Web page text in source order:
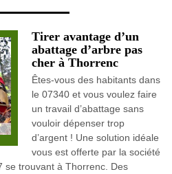
Tirer avantage d’un
abattage d’arbre pas
cher à Thorrenc
Êtes-vous des habitants dans
le 07340 et vous voulez faire
un travail d’abattage sans
vouloir dépenser trop
d’argent ! Une solution idéale
vous est offerte par la société
se trouvant à Thorrenc. Des